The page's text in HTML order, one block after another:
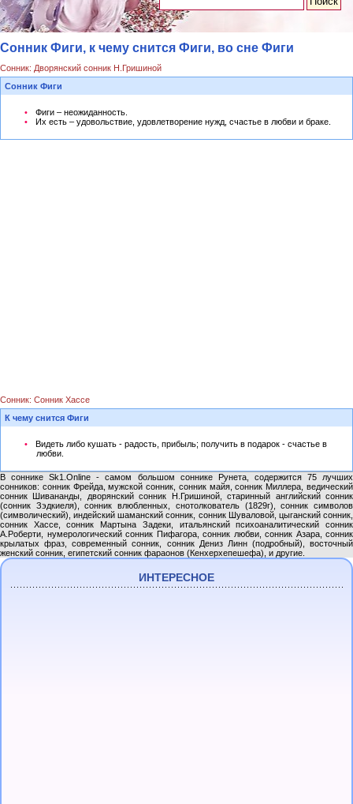
Сонник Фиги, к чему снится Фиги, во сне Фиги
Сонник: Дворянский сонник Н.Гришиной
Сонник Фиги
Фиги – неожиданность.
Их есть – удовольствие, удовлетворение нужд, счастье в любви и браке.
Сонник: Сонник Хассе
К чему снится Фиги
Видеть либо кушать - радость, прибыль; получить в подарок - счастье в
любви.
В соннике Sk1.Online - самом большом соннике Рунета, содержится 75 лучших
сонников: сонник Фрейда, мужской сонник, сонник майя, сонник Миллера, ведический
сонник Шивананды, дворянский сонник Н.Гришиной, старинный английский сонник
(сонник Зэдкиеля), сонник влюбленных, снотолкователь (1829г), сонник символов
(символический), индейский шаманский сонник, сонник Шуваловой, цыганский сонник,
сонник Хассе, сонник Мартына Задеки, итальянский психоаналитический сонник
А.Роберти, нумерологический сонник Пифагора, сонник любви, сонник Азара, сонник
крылатых фраз, современный сонник, сонник Дениз Линн (подробный), восточный
женский сонник, египетский сонник фараонов (Кенхерхепешефа), и другие.
ИНТЕРЕСНОЕ